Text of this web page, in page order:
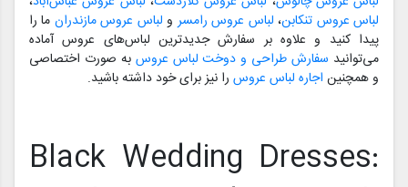
لباس عروس تنکابن، لباس عروس رامسر و لباس عروس مازندران ما را
پیدا کنید و علاوه بر سفارش جدیدترین لباس‌های عروس آماده
می‌توانید سفارش طراحی و دوخت لباس عروس به صورت اختصاصی
و همچنین اجاره لباس عروس را نیز برای خود داشته باشید.
Black Wedding Dresses: